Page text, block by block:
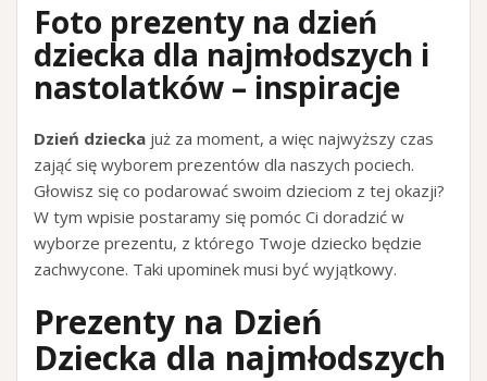
Foto prezenty na dzień
dziecka dla najmłodszych i
nastolatków – inspiracje
Dzień dziecka już za moment, a więc najwyższy czas
zająć się wyborem prezentów dla naszych pociech.
Głowisz się co podarować swoim dzieciom z tej okazji?
W tym wpisie postaramy się pomóc Ci doradzić w
wyborze prezentu, z którego Twoje dziecko będzie
zachwycone. Taki upominek musi być wyjątkowy.
Prezenty na Dzień
Dziecka dla najmłodszych